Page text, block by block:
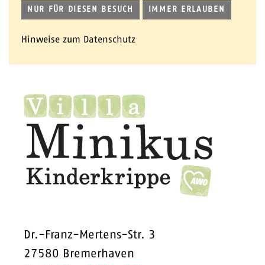
NUR FÜR DIESEN BESUCH IMMER ERLAUBEN
Hinweise zum Datenschutz
Dr.-Franz-Mertens-Str. 3
27580 Bremerhaven